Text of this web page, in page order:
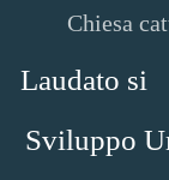
Chiesa
Laudato si
Sviluppo